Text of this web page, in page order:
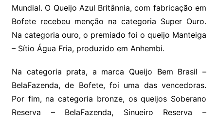
Mundial. O Queijo Azul Britânnia, com fabricação em
Bofete recebeu menção na categoria Super Ouro.
Na categoria ouro, o premiado foi o queijo Manteiga
– Sítio Água Fria, produzido em Anhembi.
Na categoria prata, a marca Queijo Bem Brasil –
BelaFazenda, de Bofete, foi uma das vencedoras.
Por fim, na categoria bronze, os queijos Soberano
Reserva – BelaFazenda, Sinueiro Reserva –